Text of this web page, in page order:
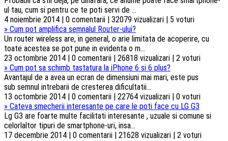
ul tau, cum si pentru ce te poti servi de ...
4 noiembrie 2014 | 0 comentarii | 32079 vizualizari | 5 voturi
» Cum pot amplifica semnalul Router-ului?
Un router wireless are, in general, o arie limitata de acoperire, cu
toate acestea se pot pune in evidenta o m...
23 octombrie 2014 | 0 comentarii | 26818 vizualizari | 2 voturi
» Cum pot sa schimb tastatura la iPhone 6 si 6 plus?
Avantajul de a avea un ecran de dimensiuni mai mari, este pus
sub semnul intrebarii de cresterea dificultatii...
13 octombrie 2014 | 0 comentarii | 22764 vizualizari | 0 voturi
» Cateva smecherii interesante pe care le poti face cu LG G3
Lg G3 are foarte multe facilitati interesante , uzuale si comune si
celorlaltor tipuri de smartphone-uri, insa...
17 decembrie 2014 | 0 comentarii | 21628 vizualizari | 2 voturi